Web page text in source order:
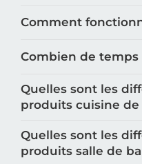
Comment
Combien de
Quelles sont les
produits cuisine
Quelles sont les
produits salle de